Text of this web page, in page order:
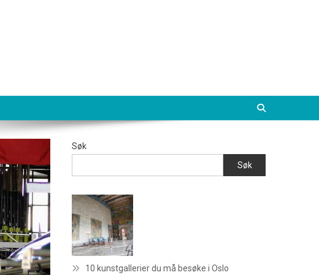
Søk
Søk
10 kunstgallerier du må besøke i Oslo